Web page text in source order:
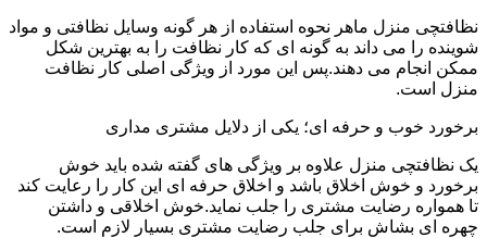
نظافتچی منزل ماهر نحوه استفاده از هر گونه وسایل نظافتی و مواد
شوینده را می داند به گونه ای که کار نظافت را به بهترین شکل
ممکن انجام می دهند.پس این مورد از ویژگی اصلی کار نظافت
منزل است.
برخورد خوب و حرفه ای؛ یکی از دلایل مشتری مداری
یک نظافتچی منزل علاوه بر ویژگی های گفته شده باید خوش
برخورد و خوش اخلاق باشد و اخلاق حرفه ای این کار را رعایت کند
تا همواره رضایت مشتری را جلب نماید.خوش اخلاقی و داشتن
چهره ای بشاش برای جلب رضایت مشتری بسیار لازم است.